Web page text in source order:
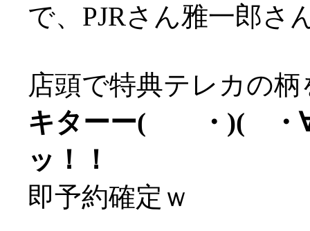
で、PJRさん雅一郎さ
店頭で特典テレカ
キターー( ・)( ・
ッ！！
即予約確定ｗ